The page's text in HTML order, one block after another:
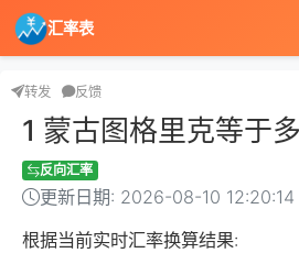
汇率表
转发 反馈
1 蒙古图格里克等于
反向汇率
更新日期: 2026-08-10 12:20:14
根据当前实时汇率换算结果: